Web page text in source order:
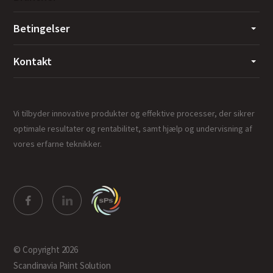
Betingelser
Kontakt
Vi tilbyder innovative produkter og effektive processer, der sikrer
optimale resultater og rentabilitet, samt hjælp og undervisning af
vores erfarne teknikker.
© Copyright 2026
Scandinavia Paint Solution